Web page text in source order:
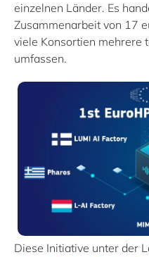
einzelnen Länder. Es
Zusammenarbeit von 17
viele Konsortien mehrere
umfassen.
Diese Initiative unter der